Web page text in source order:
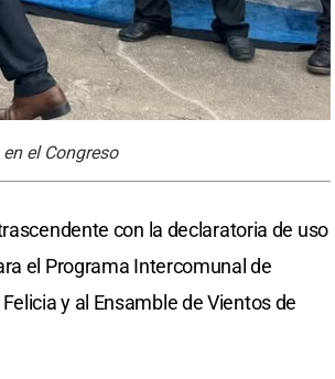
el Congreso
con la declaratoria de uso
el Programa Intercomunal de
y al Ensamble de Vientos de